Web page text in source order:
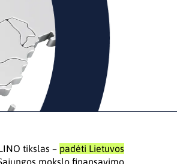
tikslas – padėti Lietuvos
mokslo finansavimo